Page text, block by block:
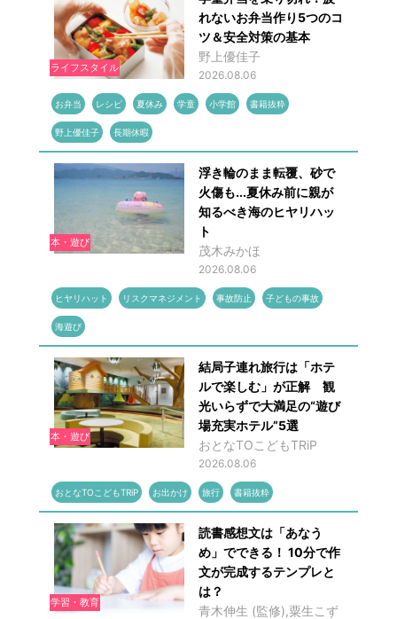
ライフスタイル
れないお弁当作り5つのコ
ツ＆安全対策の基本
野上優佳子
2026.08.06
お弁当 レシピ 夏休み 学童 小学館 書籍抜粋
野上優佳子 長期休暇
本・遊び
浮き輪のまま転覆、砂で
火傷も...夏休み前に親が
知るべき海のヒヤリハッ
ト
茂木みかほ
2026.08.06
ヒヤリハット リスクマネジメント 事故防止 子どもの事故
海遊び
本・遊び
結局子連れ旅行は「ホテ
ルで楽しむ」が正解 観
光いらずで大満足の“遊び
場充実ホテル”5選
おとなTOこどもTRiP
2026.08.06
おとなTOこどもTRiP お出かけ 旅行 書籍抜粋
学習・教育
読書感想文は「あなう
め」でできる！ 10分で作
文が完成するテンプレと
は？
青木伸生 (監修),粟生こず